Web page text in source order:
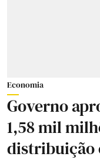
Economia
Governo
1,58 mil
distribuição